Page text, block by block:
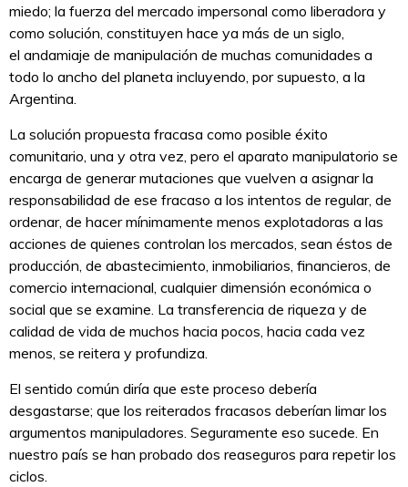
miedo; la fuerza del mercado impersonal como liberadora y
como solución, constituyen hace ya más de un siglo,
el andamiaje de manipulación de muchas comunidades a
todo lo ancho del planeta incluyendo, por supuesto, a la
Argentina.
La solución propuesta fracasa como posible éxito
comunitario, una y otra vez, pero el aparato manipulatorio se
encarga de generar mutaciones que vuelven a asignar la
responsabilidad de ese fracaso a los intentos de regular, de
ordenar, de hacer mínimamente menos explotadoras a las
acciones de quienes controlan los mercados, sean éstos de
producción, de abastecimiento, inmobiliarios, financieros, de
comercio internacional, cualquier dimensión económica o
social que se examine. La transferencia de riqueza y de
calidad de vida de muchos hacia pocos, hacia cada vez
menos, se reitera y profundiza.
El sentido común diría que este proceso debería
desgastarse; que los reiterados fracasos deberían limar los
argumentos manipuladores. Seguramente eso sucede. En
nuestro país se han probado dos reaseguros para repetir los
ciclos.